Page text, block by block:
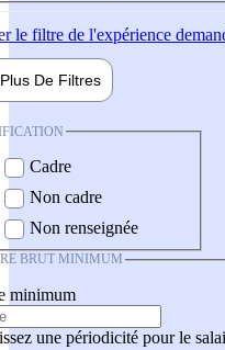
le filtre de l'expérience
Plus De Filtres
Cadre
Non cadre
Non renseignée
BRUT MINIMUM
minimum
une périodicité pour le